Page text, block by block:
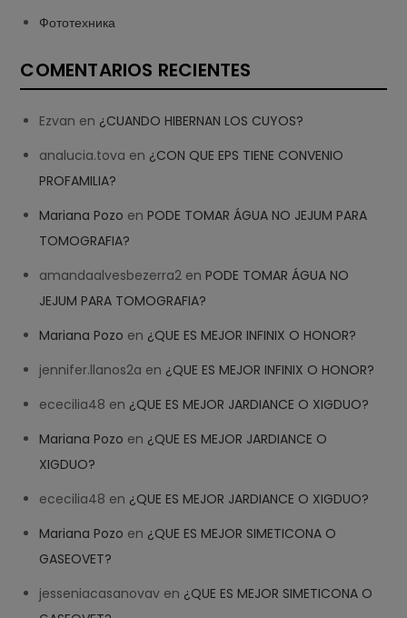
Фототехника
COMENTARIOS RECIENTES
Ezvan en ¿CUANDO HIBERNAN LOS CUYOS?
analucia.tova en ¿CON QUE EPS TIENE CONVENIO
PROFAMILIA?
Mariana Pozo enPODE TOMAR ÁGUA NO JEJUM PARA
TOMOGRAFIA?
amandaalvesbezerra2 enPODE TOMAR ÁGUA NO
JEJUM PARA TOMOGRAFIA?
Mariana Pozo en ¿QUE ES MEJOR INFINIX O HONOR?
jennifer.llanos2a en ¿QUE ES MEJOR INFINIX O HONOR?
ececilia48 en ¿QUE ES MEJOR JARDIANCE O XIGDUO?
Mariana Pozo en ¿QUE ES MEJOR JARDIANCE O
XIGDUO?
ececilia48 en ¿QUE ES MEJOR JARDIANCE O XIGDUO?
Mariana Pozo en ¿QUE ES MEJOR SIMETICONA O
GASEOVET?
jesseniacasanovav en ¿QUE ES MEJOR SIMETICONA O